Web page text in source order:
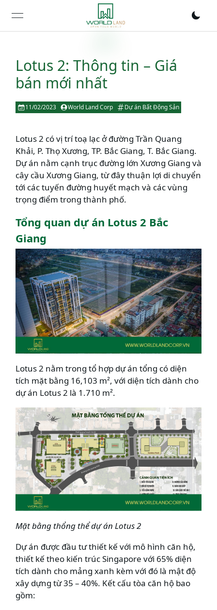
open navigation menu
Lotus 2: Thông tin – Giá
bán mới nhất
11/02/2023 World Land Corp Dự án Bất Động Sản
Lotus 2 có vị trí toạ lạc ở đường Trần Quang
Khải, P. Thọ Xương, TP. Bắc Giang, T. Bắc Giang.
Dự án nằm cạnh trục đường lớn Xương Giang và
cây cầu Xương Giang, từ đây thuận lợi di chuyển
tới các tuyến đường huyết mạch và các vùng
trọng điểm trong thành phố.
Tổng quan dự án Lotus 2 Bắc
Giang
Lotus 2 nằm trong tổ hợp dự án tổng có diện
tích mặt bằng 16,103 m², với diện tích dành cho
dự án Lotus 2 là 1.710 m².
Mặt bằng thổng thể dự án Lotus 2
Dự án được đầu tư thiết kế với mô hình căn hộ,
thiết kế theo kiến trúc Singapore với 65% diện
tích dành cho mảng xanh kèm với đó là mật độ
xây dựng từ 35 – 40%. Kết cấu tòa căn hộ bao
gồm: